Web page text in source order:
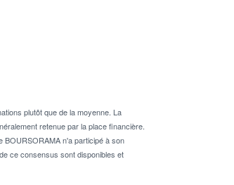
plutôt que de la moyenne. La
retenue par la place financière.
BOURSORAMA n'a participé à son
ce consensus sont disponibles et